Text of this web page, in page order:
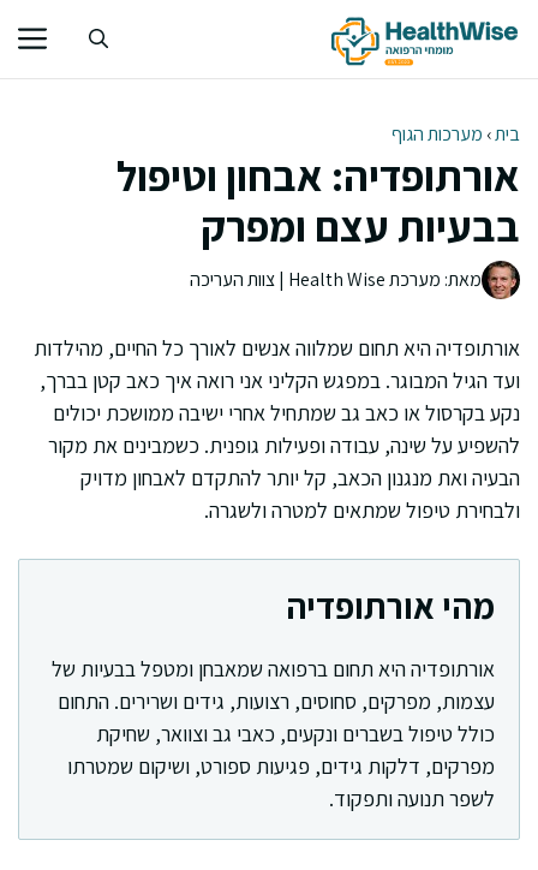
לתוכן
בית› מערכות הגוף
אורתופדיה: אבחון וטיפול
בבעיות עצם ומפרק
מאת: מערכת Health Wise | צוות העריכה
אורתופדיה היא תחום שמלווה אנשים לאורך כל החיים, מהילדות
ועד הגיל המבוגר. במפגש הקליני אני רואה איך כאב קטן בברך,
נקע בקרסול או כאב גב שמתחיל אחרי ישיבה ממושכת יכולים
להשפיע על שינה, עבודה ופעילות גופנית. כשמבינים את מקור
הבעיה ואת מנגנון הכאב, קל יותר להתקדם לאבחון מדויק
ולבחירת טיפול שמתאים למטרה ולשגרה.
מהי אורתופדיה
אורתופדיה היא תחום ברפואה שמאבחן ומטפל בבעיות של
עצמות, מפרקים, סחוסים, רצועות, גידים ושרירים. התחום
כולל טיפול בשברים ונקעים, כאבי גב וצוואר, שחיקת
מפרקים, דלקות גידים, פגיעות ספורט, ושיקום שמטרתו
לשפר תנועה ותפקוד.